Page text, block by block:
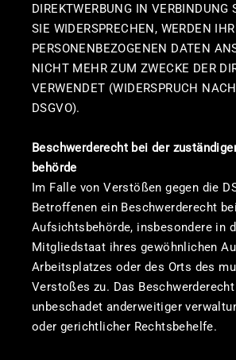
DIREKTWERBUNG IN VERBINDUNG
SIE WIDERSPRECHEN, WERDEN
PERSONENBEZOGENEN DATEN
NICHT MEHR ZUM ZWECKE DER
VERWENDET (WIDERSPRUCH
DSGVO).
Beschwerde­recht bei der
behörde
Im Falle von Verstößen gegen die
Betroffenen ein Beschwerderecht
Aufsichtsbehörde, insbesondere in
Mitgliedstaat ihres gewöhnlichen
Arbeitsplatzes oder des Orts des
Verstoßes zu. Das
unbeschadet anderweitiger
oder gerichtlicher Rechtsbehelfe.